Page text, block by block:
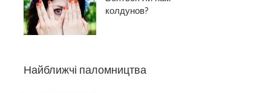
колдунов?
Найближчі паломництва